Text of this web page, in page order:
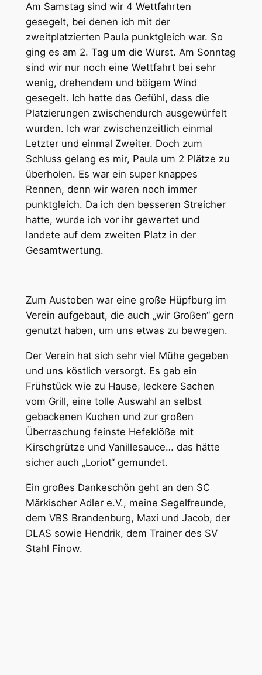
Am Samstag sind wir 4 Wettfahrten
gesegelt, bei denen ich mit der
zweitplatzierten Paula punktgleich war. So
ging es am 2. Tag um die Wurst. Am Sonntag
sind wir nur noch eine Wettfahrt bei sehr
wenig, drehendem und böigem Wind
gesegelt. Ich hatte das Gefühl, dass die
Platzierungen zwischendurch ausgewürfelt
wurden. Ich war zwischenzeitlich einmal
Letzter und einmal Zweiter. Doch zum
Schluss gelang es mir, Paula um 2 Plätze zu
überholen. Es war ein super knappes
Rennen, denn wir waren noch immer
punktgleich. Da ich den besseren Streicher
hatte, wurde ich vor ihr gewertet und
landete auf dem zweiten Platz in der
Gesamtwertung.
Zum Austoben war eine große Hüpfburg im
Verein aufgebaut, die auch „wir Großen“ gern
genutzt haben, um uns etwas zu bewegen.
Der Verein hat sich sehr viel Mühe gegeben
und uns köstlich versorgt. Es gab ein
Frühstück wie zu Hause, leckere Sachen
vom Grill, eine tolle Auswahl an selbst
gebackenen Kuchen und zur großen
Überraschung feinste Hefeklöße mit
Kirschgrütze und Vanillesauce… das hätte
sicher auch „Loriot“ gemundet.
Ein großes Dankeschön geht an den SC
Märkischer Adler e.V., meine Segelfreunde,
dem VBS Brandenburg, Maxi und Jacob, der
DLAS sowie Hendrik, dem Trainer des SV
Stahl Finow.